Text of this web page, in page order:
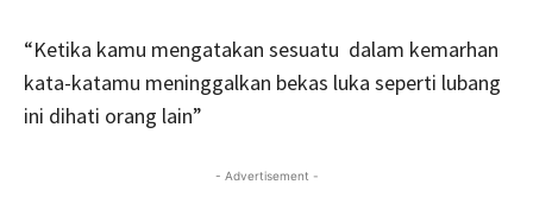
“Ketika kamu mengatakan sesuatu dalam kemarhan
kata-katamu meninggalkan bekas luka seperti lubang
ini dihati orang lain”
- Advertisement -